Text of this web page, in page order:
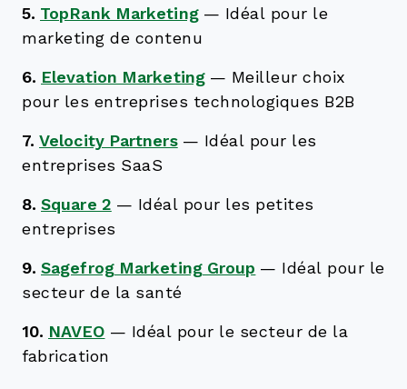
5. TopRank Marketing — Idéal pour le
marketing de contenu
6. Elevation Marketing — Meilleur choix
pour les entreprises technologiques B2B
7. Velocity Partners — Idéal pour les
entreprises SaaS
8. Square 2 — Idéal pour les petites
entreprises
9. Sagefrog Marketing Group — Idéal pour le
secteur de la santé
10. NAVEO — Idéal pour le secteur de la
fabrication